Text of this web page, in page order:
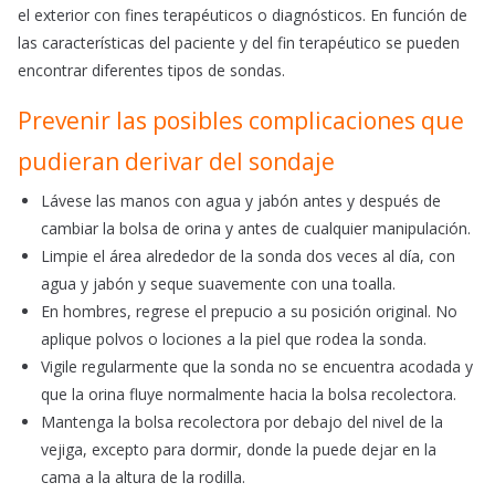
el exterior con fines terapéuticos o diagnósticos. En función de
las características del paciente y del fin terapéutico se pueden
encontrar diferentes tipos de sondas.
Prevenir las posibles complicaciones que
pudieran derivar del sondaje
Lávese las manos con agua y jabón antes y después de
cambiar la bolsa de orina y antes de cualquier manipulación.
Limpie el área alrededor de la sonda dos veces al día, con
agua y jabón y seque suavemente con una toalla.
En hombres, regrese el prepucio a su posición original. No
aplique polvos o lociones a la piel que rodea la sonda.
Vigile regularmente que la sonda no se encuentra acodada y
que la orina fluye normalmente hacia la bolsa recolectora.
Mantenga la bolsa recolectora por debajo del nivel de la
vejiga, excepto para dormir, donde la puede dejar en la
cama a la altura de la rodilla.